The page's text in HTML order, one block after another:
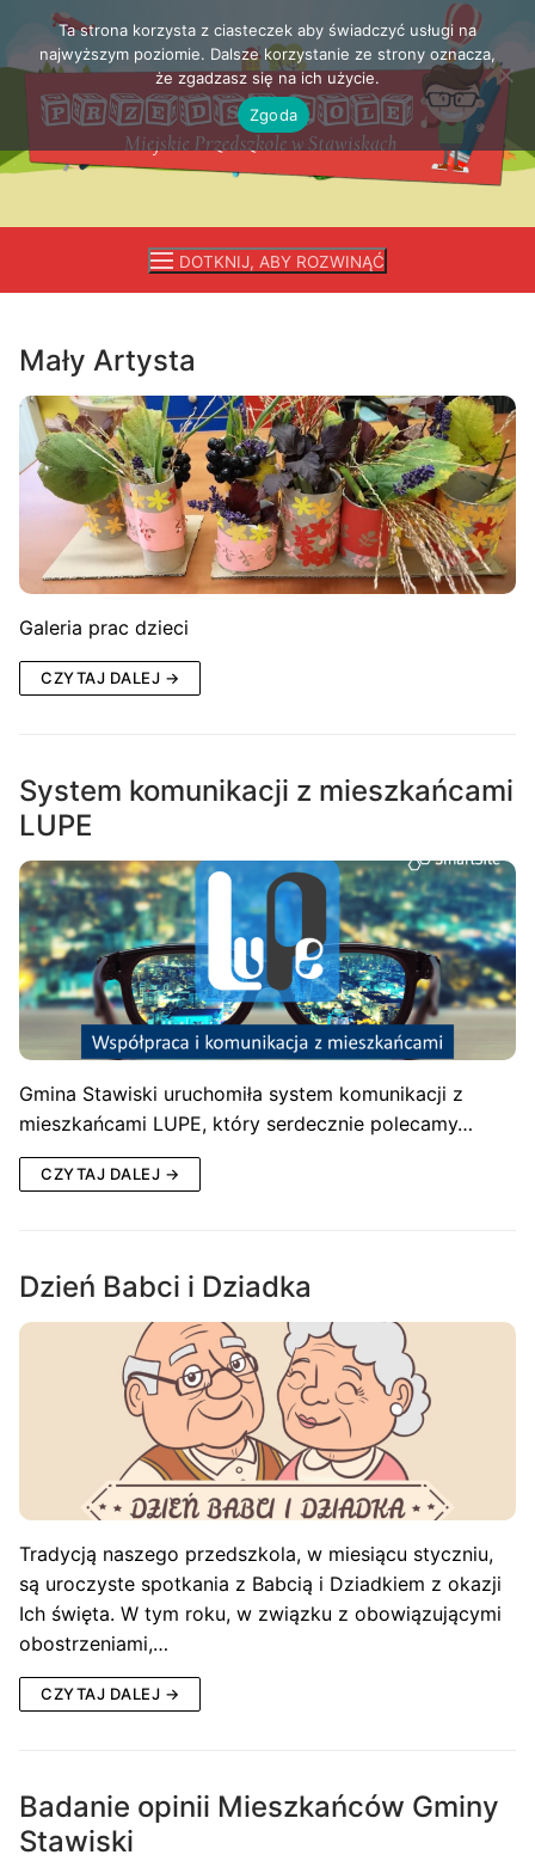
Przejdź
treści
DOTKNIJ, ABY ROZWINĄĆ
Mały Artysta
Galeria prac dzieci
CZYTAJ DALEJ →
System komunikacji z mieszkańcami
LUPE
Gmina Stawiski uruchomiła system komunikacji z
mieszkańcami LUPE, który serdecznie polecamy…
CZYTAJ DALEJ →
Dzień Babci i Dziadka
Tradycją naszego przedszkola, w miesiącu styczniu,
są uroczyste spotkania z Babcią i Dziadkiem z okazji
Ich święta. W tym roku, w związku z obowiązującymi
obostrzeniami,…
CZYTAJ DALEJ →
Badanie opinii Mieszkańców Gminy
Stawiski
Ta strona korzysta z ciasteczek aby świadczyć usługi na
najwyższym poziomie. Dalsze korzystanie ze strony oznacza,
że zgadzasz się na ich użycie.
Zgoda